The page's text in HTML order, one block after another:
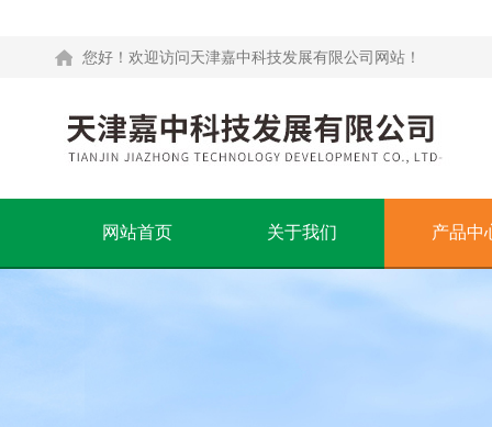
您好！欢迎访问天津嘉中科技发展有限公司网站！
网站首页 关于我们 产品中